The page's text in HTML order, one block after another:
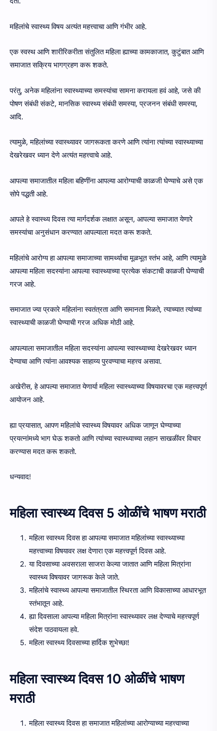
महिलांचे स्वास्थ्य विषय अत्यंत महत्त्वाचा आणि गंभीर आहे.
एक स्वस्थ आणि शारीरिकरीता संतुलित महिला ह्याच्या कामकाजात, कुटुंबात आणि
समाजात सक्रिय भागग्रहण करू शकते.
परंतु, अनेक महिलांना स्वास्थ्याच्या समस्यांचा सामना करायला हवं आहे, जसे की
पोषण संबंधी संकटे, मानसिक स्वास्थ्य संबंधी समस्या, प्रजनन संबंधी समस्या,
आदि.
त्यामुळे, महिलांच्या स्वास्थ्यावर जागरूकता करणे आणि त्यांना त्यांच्या स्वास्थ्याच्या
देखरेखवर ध्यान देणे अत्यंत महत्त्वाचे आहे.
आपल्या समाजातील महिला बहिणींना आपल्या आरोग्याची काळजी घेण्याचे असे एक
सोपे पद्धती आहे.
आपले हे स्वास्थ्य दिवस त्या मार्गदर्शक लक्षात असून, आपल्या समाजात येणारे
समस्यांचा अनुसंधान करण्यात आपल्याला मदत करू शकते.
महिलांचे आरोग्य हा आपल्या समाजाच्या सामर्थ्याचा मूळभूत स्तंभ आहे, आणि त्यामुळे
आपल्या महिला सदस्यांना आपल्या स्वास्थ्याच्या प्रत्येक संकटाची काळजी घेण्याची
गरज आहे.
समाजात ज्या प्रकारे महिलांना स्वतंत्रता आणि समानता मिळते, त्याच्यात त्यांच्या
स्वास्थ्याची काळजी घेण्याची गरज अधिक मोठी आहे.
आपल्याला समाजातील महिला सदस्यांना आपल्या स्वास्थ्याच्या देखरेखवर ध्यान
देण्याचा आणि त्यांना आवश्यक साहाय्य पुरवण्याचा महत्त्व असावा.
अखेरीस, हे आपल्या समाजात येणार्या महिला स्वास्थ्याच्या विषयावरचा एक महत्त्वपूर्ण
आयोजन आहे.
ह्या प्रयासात, आपण महिलांचे स्वास्थ्य विषयावर अधिक जाणून घेण्याच्या
प्रयत्नांमध्ये भाग घेऊ शकतो आणि त्यांच्या स्वास्थ्याच्या लहान साखळींवर विचार
करण्यास मदत करू शकतो.
धन्यवाद!
महिला स्वास्थ्य दिवस 5 ओळींचे भाषण मराठी
महिला स्वास्थ्य दिवस हा आपल्या समाजात महिलांच्या स्वास्थ्याच्या
महत्त्वाच्या विषयावर लक्ष देणारा एक महत्त्वपूर्ण दिवस आहे.
या दिवसाच्या अवसराला साजरा केल्या जातात आणि महिला मित्रांना
स्वास्थ्य विषयावर जागरूक केले जाते.
महिलांचे स्वास्थ्य आपल्या समाजातील स्थिरता आणि विकासाच्या आधारभूत
स्तंभातून आहे.
ह्या दिवसाला आपल्या महिला मित्रांना स्वास्थ्यावर लक्ष देण्याचे महत्त्वपूर्ण
संदेश पाठवायला हवे.
महिला स्वास्थ्य दिवसाच्या हार्दिक शुभेच्छा!
महिला स्वास्थ्य दिवस 10 ओळींचे भाषण
मराठी
महिला स्वास्थ्य दिवस हा समाजात महिलांच्या आरोग्याच्या महत्त्वाच्या